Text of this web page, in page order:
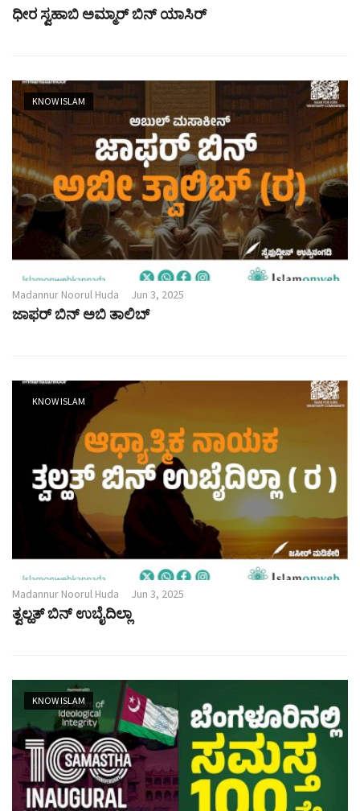
ಧೀರ ಸ್ವಹಾಬಿ ಅಮ್ಮಾರ್‌ ಬಿನ್ ಯಾಸಿರ್
KNOW ISLAM
Madannur Noorul Huda Jun 3, 2025
ಜಾಫರ್ ಬಿನ್ ಅಬಿ ತಾಲಿಬ್
KNOW ISLAM
Madannur Noorul Huda Jun 3, 2025
ತ್ವಲ್ಹತ್ ಬಿನ್ ಉಬೈದಿಲ್ಲಾ
KNOW ISLAM